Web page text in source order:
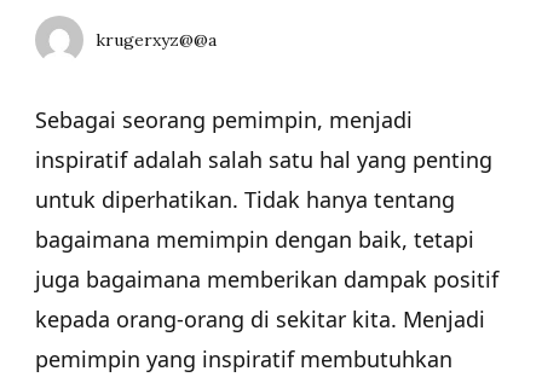
krugerxyz@@a
Sebagai seorang pemimpin, menjadi
inspiratif adalah salah satu hal yang penting
untuk diperhatikan. Tidak hanya tentang
bagaimana memimpin dengan baik, tetapi
juga bagaimana memberikan dampak positif
kepada orang-orang di sekitar kita. Menjadi
pemimpin yang inspiratif membutuhkan